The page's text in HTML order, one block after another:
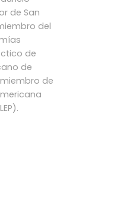
de San
del
de
de
de